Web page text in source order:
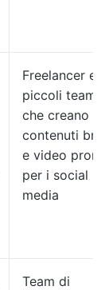
Freelancer e
piccoli team
che creano
contenuti
e video pronti
per i social
media
Team di